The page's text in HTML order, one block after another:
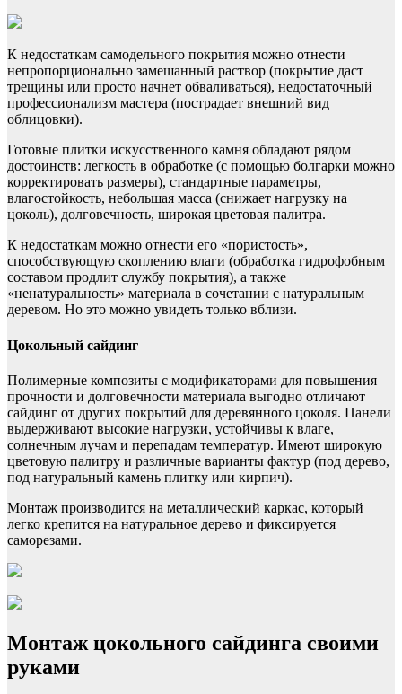
К недостаткам самодельного покрытия можно отнести
непропорционально замешанный раствор (покрытие даст
трещины или просто начнет обваливаться), недостаточный
профессионализм мастера (пострадает внешний вид
облицовки).
Готовые плитки искусственного камня обладают рядом
достоинств: легкость в обработке (с помощью болгарки можно
корректировать размеры), стандартные параметры,
влагостойкость, небольшая масса (снижает нагрузку на
цоколь), долговечность, широкая цветовая палитра.
К недостаткам можно отнести его «пористость»,
способствующую скоплению влаги (обработка гидрофобным
составом продлит службу покрытия), а также
«ненатуральность» материала в сочетании с натуральным
деревом. Но это можно увидеть только вблизи.
Цокольный сайдинг
Полимерные композиты с модификаторами для повышения
прочности и долговечности материала выгодно отличают
сайдинг от других покрытий для деревянного цоколя. Панели
выдерживают высокие нагрузки, устойчивы к влаге,
солнечным лучам и перепадам температур. Имеют широкую
цветовую палитру и различные варианты фактур (под дерево,
под натуральный камень плитку или кирпич).
Монтаж производится на металлический каркас, который
легко крепится на натуральное дерево и фиксируется
саморезами.
Монтаж цокольного сайдинга своими
руками